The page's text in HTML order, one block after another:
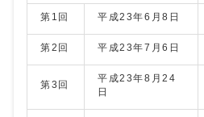
第1回 平成23年6月8日
第2回 平成23年7月6日
第3回
平成23年8月24
日